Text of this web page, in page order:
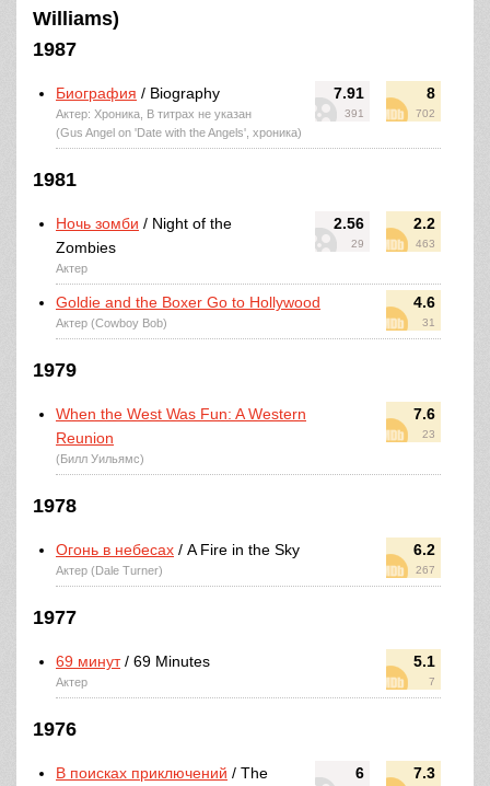
Williams)
1987
7.91
391
8
702
Биография / Biography
Актер: Хроника, В титрах не указан
(Gus Angel on 'Date with the Angels', хроника)
1981
2.56
29
2.2
463
Ночь зомби / Night of the
Zombies
Актер
4.6
31
Goldie and the Boxer Go to Hollywood
Актер (Cowboy Bob)
1979
7.6
23
When the West Was Fun: A Western
Reunion
(Билл Уильямс)
1978
6.2
267
Огонь в небесах / A Fire in the Sky
Актер (Dale Turner)
1977
5.1
7
69 минут/ 69 Minutes
Актер
1976
6 7.3
В поисках приключений / The